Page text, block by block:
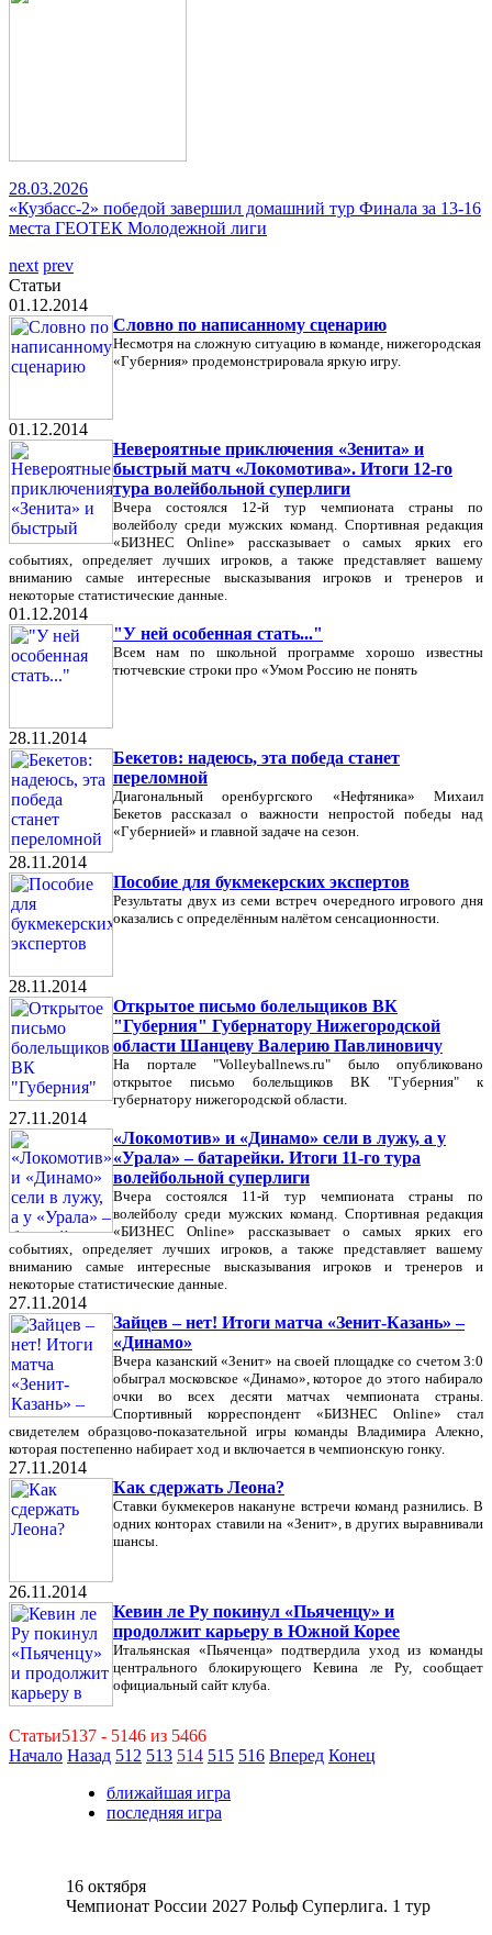
28.03.2026
«Кузбасс-2» победой завершил домашний тур Финала за 13-16
места ГЕОТЕК Молодежной лиги
next prev
Статьи
01.12.2014
Словно по написанному сценарию
Несмотря на сложную ситуацию в команде, нижегородская
«Губерния» продемонстрировала яркую игру.
01.12.2014
Невероятные приключения «Зенита» и
быстрый матч «Локомотива». Итоги 12-го
тура волейбольной суперлиги
Вчера состоялся 12-й тур чемпионата страны по
волейболу среди мужских команд. Спортивная редакция
«БИЗНЕС Online» рассказывает о самых ярких его
событиях, определяет лучших игроков, а также представляет вашему
вниманию самые интересные высказывания игроков и тренеров и
некоторые статистические данные.
01.12.2014
"У ней особенная стать..."
Всем нам по школьной программе хорошо известны
тютчевские строки про «Умом Россию не понять
28.11.2014
Бекетов: надеюсь, эта победа станет
переломной
Диагональный оренбургского «Нефтяника» Михаил
Бекетов рассказал о важности непростой победы над
«Губернией» и главной задаче на сезон.
28.11.2014
Пособие для букмекерских экспертов
Результаты двух из семи встреч очередного игрового дня
оказались с определённым налётом сенсационности.
28.11.2014
Открытое письмо болельщиков ВК
"Губерния" Губернатору Нижегородской
области Шанцеву Валерию Павлиновичу
На портале "Volleyballnews.ru" было опубликовано
открытое письмо болельщиков ВК "Губерния" к
губернатору нижегородской области.
27.11.2014
«Локомотив» и «Динамо» сели в лужу, а у
«Урала» – батарейки. Итоги 11-го тура
волейбольной суперлиги
Вчера состоялся 11-й тур чемпионата страны по
волейболу среди мужских команд. Спортивная редакция
«БИЗНЕС Online» рассказывает о самых ярких его
событиях, определяет лучших игроков, а также представляет вашему
вниманию самые интересные высказывания игроков и тренеров и
некоторые статистические данные.
27.11.2014
Зайцев – нет! Итоги матча «Зенит-Казань» –
«Динамо»
Вчера казанский «Зенит» на своей площадке со счетом 3:0
обыграл московское «Динамо», которое до этого набирало
очки во всех десяти матчах чемпионата страны.
Спортивный корреспондент «БИЗНЕС Online» стал
свидетелем образцово-показательной игры команды Владимира Алекно,
которая постепенно набирает ход и включается в чемпионскую гонку.
27.11.2014
Как сдержать Леона?
Ставки букмекеров накануне встречи команд разнились. В
одних конторах ставили на «Зенит», в других выравнивали
шансы.
26.11.2014
Кевин ле Ру покинул «Пьяченцу» и
продолжит карьеру в Южной Корее
Итальянская «Пьяченца» подтвердила уход из команды
центрального блокирующего Кевина ле Ру, сообщает
официальный сайт клуба.
Статьи5137 - 5146 из 5466
Начало Назад 512 513 514 515 516 Вперед Конец
ближайшая игра
последняя игра
16 октября
Чемпионат России 2027 Рольф Суперлига. 1 тур